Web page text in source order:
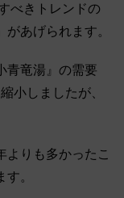
べきトレンドの
あげられます。
青竜湯』の需要
小しましたが、
よりも多かったこ
。